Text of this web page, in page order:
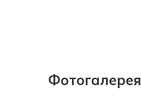
Фотогалерея